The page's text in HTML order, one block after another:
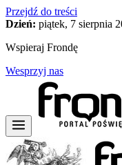
Przejdź do treści
Dzień: piątek, 7 sierpnia
Wspieraj Frondę
Wesprzyj nas